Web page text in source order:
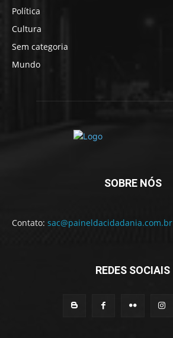
Política
Cultura
Sem categoria
Mundo
SOBRE NÓS
Contato: sac@paineldacidadania.com.br
REDES SOCIAIS